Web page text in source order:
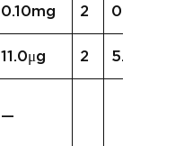
0.10mg 2 0.05mg
11.0μg 2 5.9μg
—